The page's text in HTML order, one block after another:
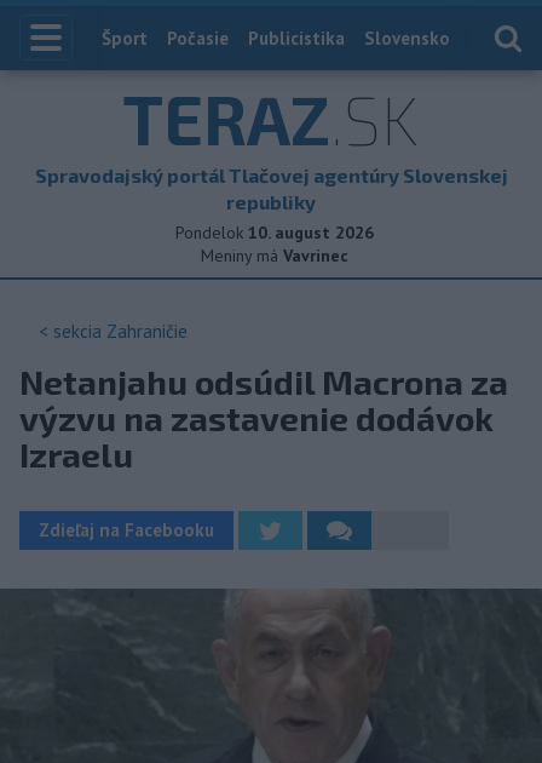
Index
Šport Počasie Publicistika Slovensko
TERAZ.SK
Spravodajský portál Tlačovej agentúry Slovenskej
republiky
Pondelok 10. august 2026
Meniny má Vavrinec
< sekcia Zahraničie
Netanjahu odsúdil Macrona za
výzvu na zastavenie dodávok
Izraelu
Zdieľaj na Facebooku